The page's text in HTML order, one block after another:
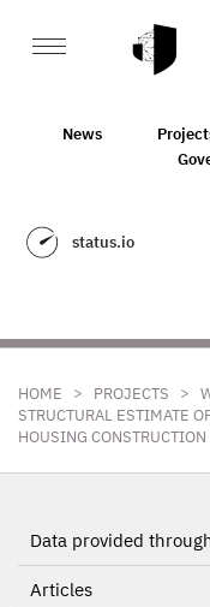
News
status.io
HOME > PROJECTS >
STRUCTURAL ESTIMATE
HOUSING
Data provided
Articles